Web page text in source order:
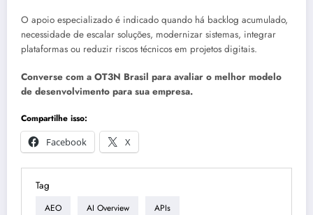
O apoio especializado é indicado quando há backlog acumulado,
necessidade de escalar soluções, modernizar sistemas, integrar
plataformas ou reduzir riscos técnicos em projetos digitais.
Converse com a OT3N Brasil para avaliar o melhor modelo
de desenvolvimento para sua empresa.
Compartilhe isso:
Facebook
X
Tag
AEO AI Overview APIs